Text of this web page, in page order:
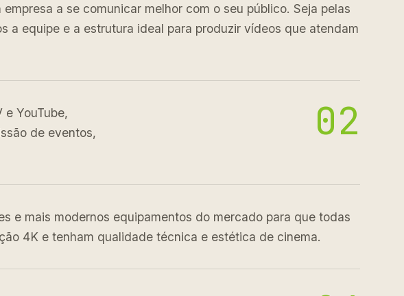
a se comunicar melhor com o seu público. Seja pelas
a equipe e a estrutura ideal para produzir vídeos que atendam
02
YouTube,
de eventos,
e mais modernos equipamentos do mercado para que todas
4K e tenham qualidade técnica e estética de cinema.